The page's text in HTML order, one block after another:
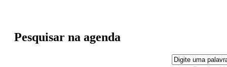
Pesquisar na agenda